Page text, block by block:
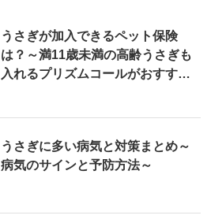
うさぎが加入できるペット保険
は？～満11歳未満の高齢うさぎも
入れるプリズムコールがおすすめ
うさぎに多い病気と対策まとめ～
病気のサインと予防方法～